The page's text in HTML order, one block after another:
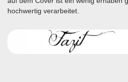
hochwertig verarbeitet.